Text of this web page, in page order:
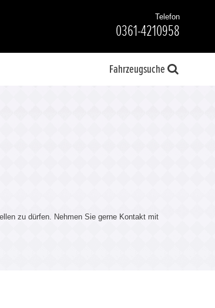
Telefon
0361-4210958
Fahrzeugsuche
zu dürfen. Nehmen Sie gerne Kontakt mit